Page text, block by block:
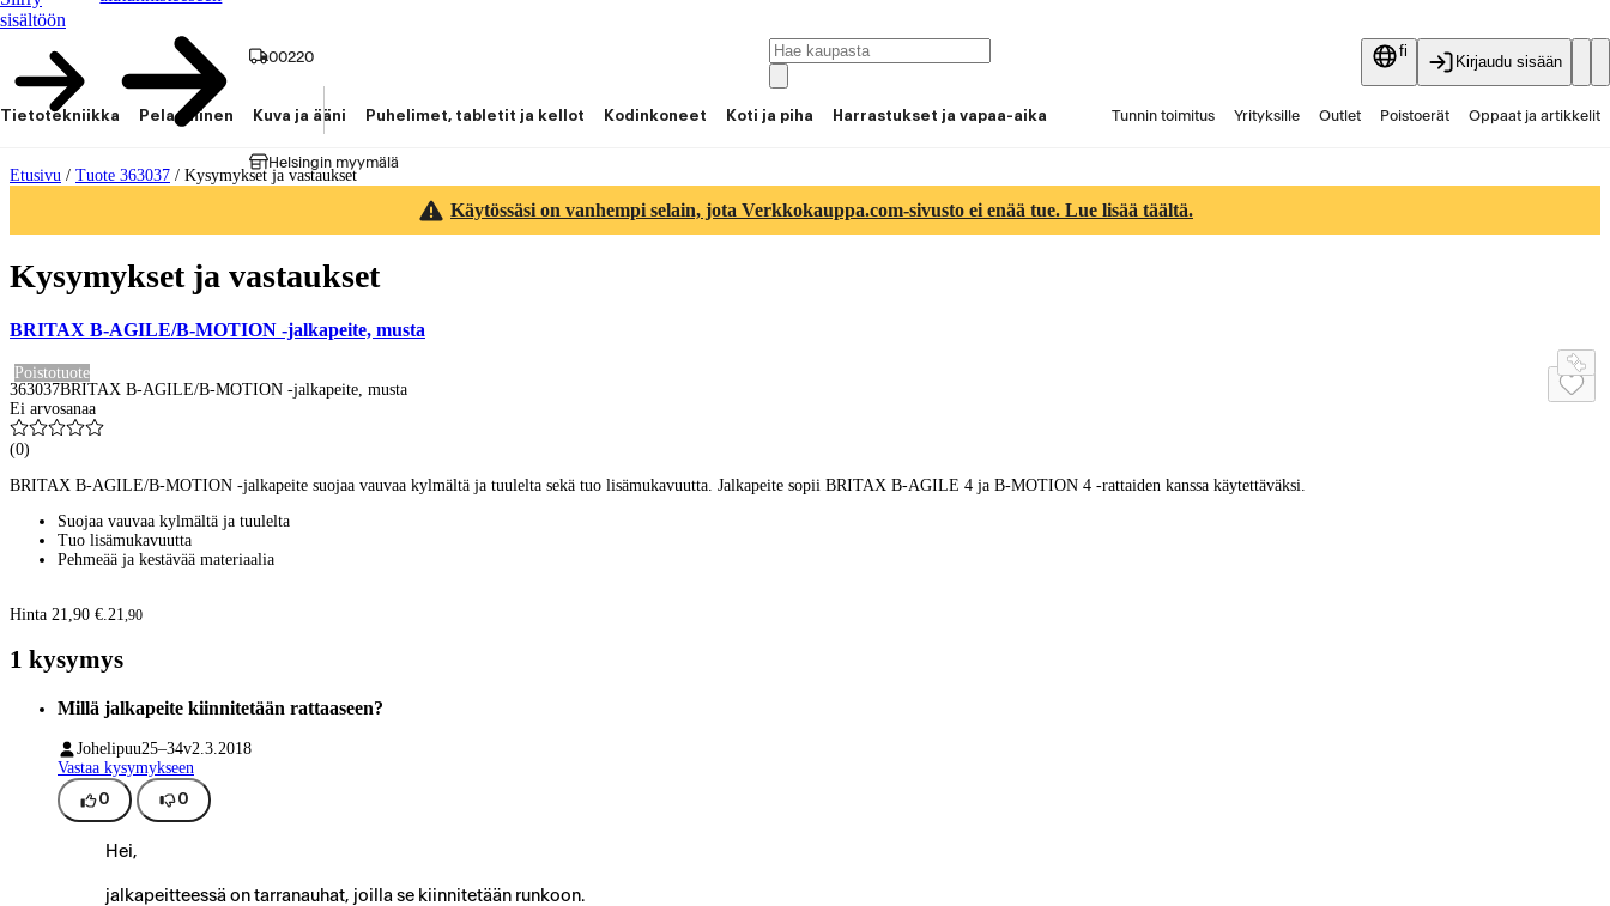
sisältöön
00220
Helsingin myymälä
fi
Kirjaudu sisään
Tietotekniikka Pelaaminen Kuva ja ääni Puhelimet, tabletit ja kellot Kodinkoneet Koti ja piha Harrastukset ja vapaa-aika Tunnin toimitus Yrityksille Outlet Poistoerät Oppaat ja artikkelit
Etusivu / Tuote 363037 / Kysymykset ja vastaukset
Käytössäsi on vanhempi selain, jota Verkkokauppa.com-sivusto ei enää tue. Lue lisää täältä.
Kysymykset ja vastaukset
BRITAX B-AGILE/B-MOTION -jalkapeite, musta
Poistotuote
363037BRITAX B-AGILE/B-MOTION -jalkapeite, musta
Ei arvosanaa
(0)
BRITAX B-AGILE/B-MOTION -jalkapeite suojaa vauvaa kylmältä ja tuulelta sekä tuo lisämukavuutta. Jalkapeite sopii BRITAX B-AGILE 4 ja B-MOTION 4 -rattaiden kanssa käytettäväksi.
Suojaa vauvaa kylmältä ja tuulelta
Tuo lisämukavuutta
Pehmeää ja kestävää materiaalia
Hinta 21,90 €.21,90
1 kysymys
Millä jalkapeite kiinnitetään rattaaseen?
Johelipuu25–34v2.3.2018
Vastaa kysymykseen
0 0
Hei,
jalkapeitteessä on tarranauhat, joilla se kiinnitetään runkoon.